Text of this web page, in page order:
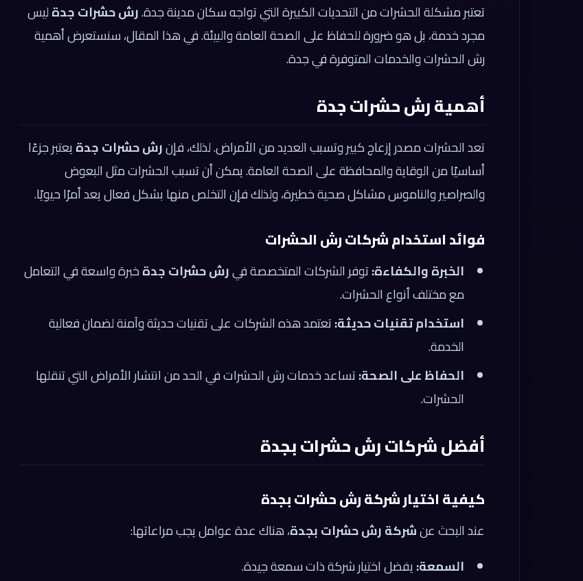
تعتبر مشكلة الحشرات من التحديات الكبيرة التي تواجه سكان مدينة جدة.رش حشرات جدةليس
مجرد خدمة، بل هو ضرورة للحفاظ على الصحة العامة والبيئة. في هذا المقال، سنستعرض أهمية
رش الحشرات والخدمات المتوفرة في جدة.
أهمية رش حشرات جدة
تعد الحشرات مصدر إزعاج كبير وتسبب العديد من الأمراض. لذلك، فإنرش حشرات جدةيعتبر جزءًا
أساسيًا من الوقاية والمحافظة على الصحة العامة. يمكن أن تسبب الحشرات مثل البعوض
والصراصير والناموس مشاكل صحية خطيرة، ولذلك فإن التخلص منها بشكل فعال يعد أمرًا حيويًا.
فوائد استخدام شركات رش الحشرات
الخبرة والكفاءة:توفر الشركات المتخصصة فيرش حشرات جدةخبرة واسعة في التعامل
مع مختلف أنواع الحشرات.
استخدام تقنيات حديثة:تعتمد هذه الشركات على تقنيات حديثة وآمنة لضمان فعالية
الخدمة.
الحفاظ على الصحة:تساعد خدمات رش الحشرات في الحد من انتشار الأمراض التي تنقلها
الحشرات.
أفضل شركات رش حشرات بجدة
كيفية اختيار شركة رش حشرات بجدة
عند البحث عنشركة رش حشرات بجدة، هناك عدة عوامل يجب مراعاتها:
السمعة:يفضل اختيار شركة ذات سمعة جيدة.